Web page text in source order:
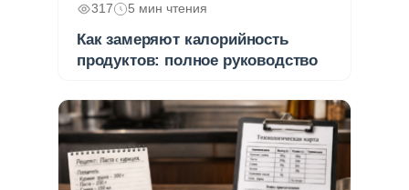
317 5 мин чтения
Как замеряют калорийность
продуктов: полное руководство